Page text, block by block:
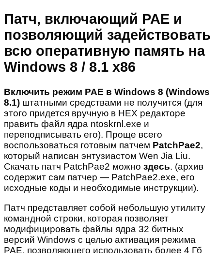
Патч, включающий PAE и
позволяющий задействовать
всю оперативную память на
Windows 8 / 8.1 x86
Включить режим PAE в Windows 8 (Windows
8.1) штатными средствами не получится (для
этого придется вручную в HEX редакторе
править файл ядра ntoskrnl.exe и
переподписывать его). Проще всего
воспользоваться готовым патчем PatchPae2,
который написан энтузиастом Wen Jia Liu.
Скачать патч PatchPae2 можно здесь. (архив
содержит сам патчер — PatchPae2.exe, его
исходные коды и необходимые инструкции).
Патч представляет собой небольшую утилиту
командной строки, которая позволяет
модифицировать файлы ядра 32 битных
версий Windows с целью активация режима
PAE, позволяющего использовать более 4 Гб